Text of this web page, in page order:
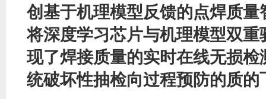
创基于机理模型反馈的点焊质
将深度学习芯片与机理模型双
现了焊接质量的实时在线无损
统破坏性抽检向过程预防的质的